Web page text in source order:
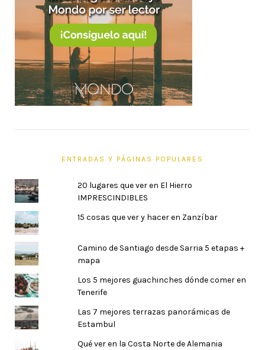
ENTRADAS Y PÁGINAS POPULARES
20 lugares que ver en El Hierro
IMPRESCINDIBLES
15 cosas que ver y hacer en Zanzíbar
Camino de Santiago desde Sarria 5 etapas +
mapa
Los 5 mejores guachinches dónde comer en
Tenerife
Las 7 mejores terrazas panorámicas de
Estambul
Qué ver en la Costa Norte de Alemania